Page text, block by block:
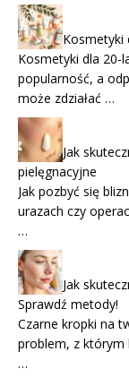
Kosmetyki
Kosmetyki dla 20-
popularność, a
może zdziałać …
Jak
pielęgnacyjne
Jak pozbyć się
urazach czy
…
Jak
Sprawdź metody!
Czarne kropki na
problem, z którym
…